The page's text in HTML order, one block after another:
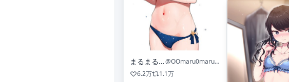
まるまる🍑
@OOmaru0maruOO
6.2万
1.1万